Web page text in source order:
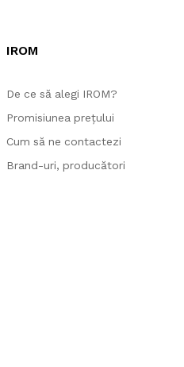
IROM
De ce să alegi IROM?
Promisiunea prețului
Cum să ne contactezi
Brand-uri, producători